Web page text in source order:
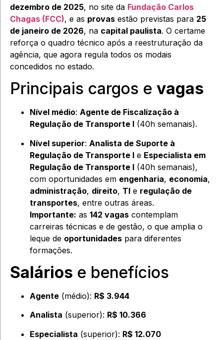
dezembro de 2025, no site da Fundação Carlos
Chagas (FCC), e as provas estão previstas para 25
de janeiro de 2026, na capital paulista. O certame
reforça o quadro técnico após a reestruturação da
agência, que agora regula todos os modais
concedidos no estado.
Principais cargos e vagas
Nível médio: Agente de Fiscalização à
Regulação de Transporte I (40h semanais).
Nível superior: Analista de Suporte à
Regulação de Transporte I e Especialista em
Regulação de Transporte I (40h semanais),
com oportunidades em engenharia, economia,
administração, direito, TI e regulação de
transportes, entre outras áreas.
Importante: as 142 vagas contemplam
carreiras técnicas e de gestão, o que amplia o
leque de oportunidades para diferentes
formações.
Salários e benefícios
Agente (médio): R$ 3.944
Analista (superior): R$ 10.366
Especialista (superior): R$ 12.070